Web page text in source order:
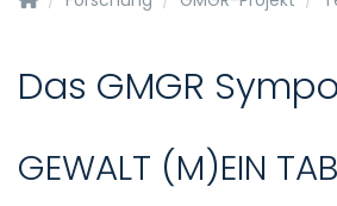
Das GMGR
GEWALT (M)EIN